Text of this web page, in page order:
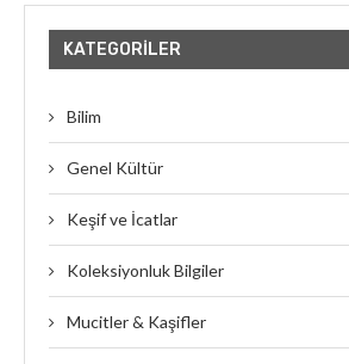
KATEGORILER
Bilim
Genel Kültür
Keşif ve İcatlar
Koleksiyonluk Bilgiler
Mucitler & Kaşifler